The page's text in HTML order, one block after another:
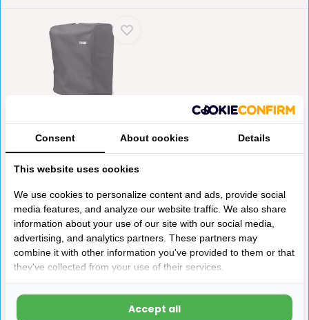
Carrying Bag 3 Fietsen
Niet op voorraad
€50,-
Consent About cookies Details
This website uses cookies
We use cookies to personalize content and ads, provide social
media features, and analyze our website traffic. We also share
information about your use of our site with our social media,
advertising, and analytics partners. These partners may
combine it with other information you've provided to them or that
they've collected from your use of their services.
Accept all